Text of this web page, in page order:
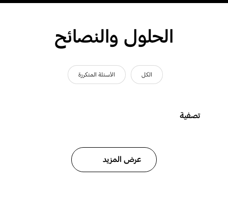
الحلول والنصائح
الكل الأسئلة المتكررة
تصفية
عرض المزيد